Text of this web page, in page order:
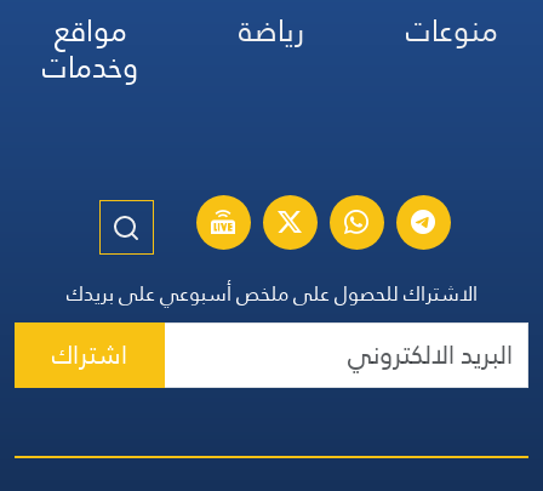
منوعات
رياضة مواقع
وخدمات
الاشتراك للحصول على ملخص أسبوعي على بريدك
اشتراك